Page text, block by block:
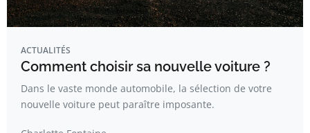
ACTUALITÉS
Comment choisir sa nouvelle voiture ?
Dans le vaste monde automobile, la sélection de votre
nouvelle voiture peut paraître imposante.